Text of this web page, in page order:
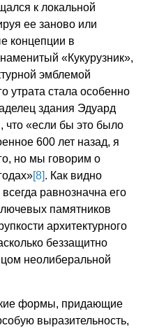
к локальной
ее заново или
концепции в
«Кукурузник»,
эмблемой
утрата стала особенно
здания Эдуард
что «если бы это было
600 лет назад, я
но мы говорим о
[8]. Как видно
равнозначна его
памятников
архитектурного
беззащитно
неолиберальной
формы, придающие
выразительность,